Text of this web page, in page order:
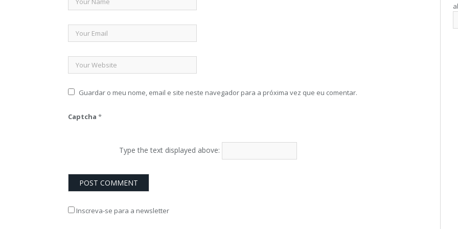
Guardar o meu nome, email e site neste navegador para a próxima vez que eu comentar.
Captcha *
Type the text displayed above:
Inscreva-se para a newsletter